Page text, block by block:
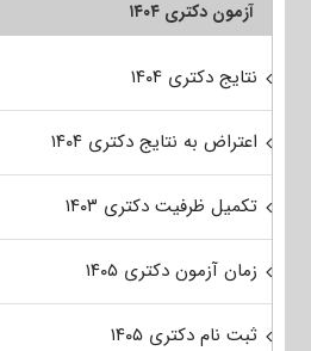
آزمون دکتری ۱۴۰۴
نتایج دکتری ۱۴۰۴
اعتراض به نتایج دکتری ۱۴۰۴
تکمیل ظرفیت دکتری ۱۴۰۳
زمان آزمون دکتری ۱۴۰۵
ثبت نام دکتری ۱۴۰۵